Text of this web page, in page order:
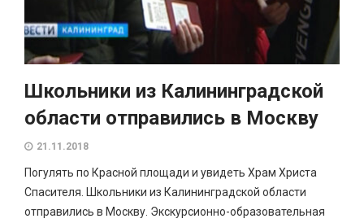
Школьники из Калининградской
области отправились в Москву
21.11.2018
Погулять по Красной площади и увидеть Храм Христа
Спасителя. Школьники из Калининградской области
отправились в Москву. Экскурсионно-образовательная